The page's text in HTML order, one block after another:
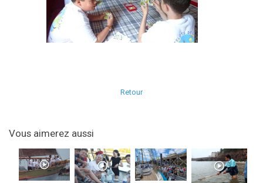
Retour
Vous aimerez aussi